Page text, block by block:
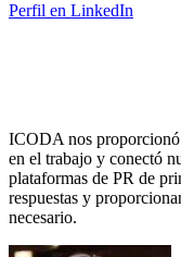
Perfil en LinkedIn
ICODA nos proporcionó
en el trabajo y conectó
plataformas de PR de
respuestas y
necesario.